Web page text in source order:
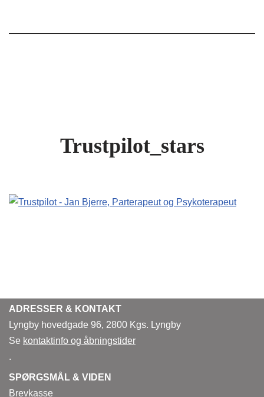
Trustpilot_stars
ADRESSER & KONTAKT
Lyngby hovedgade 96, 2800 Kgs. Lyngby
Se kontaktinfo og åbningstider
.
SPØRGSMÅL & VIDEN
Brevkasse